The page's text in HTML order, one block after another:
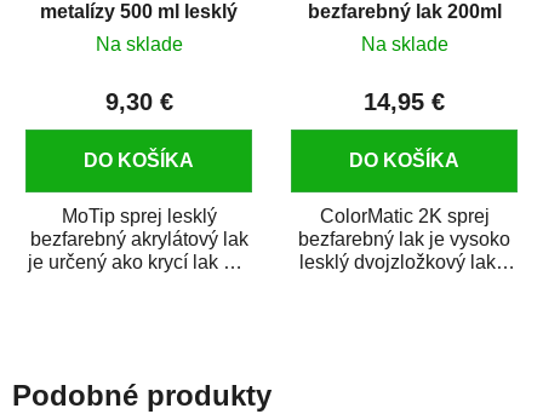
metalízy 500 ml lesklý
Na sklade
9,30 €
DO KOŠÍKA
MoTip sprej lesklý
bezfarebný akrylátový lak
je určený ako krycí lak pre
bezfarebný lak 200ml
Na sklade
14,95 €
DO KOŠÍKA
ColorMatic 2K sprej
bezfarebný lak je vysoko
lesklý dvojzložkový lak s
Podobné produkty